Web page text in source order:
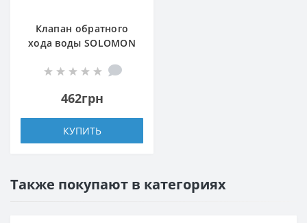
Клапан обратного
хода воды SOLOMON
462грн
КУПИТЬ
Также покупают в категориях